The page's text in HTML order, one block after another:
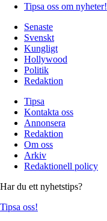
Tipsa oss om nyheter!
Senaste
Svenskt
Kungligt
Hollywood
Politik
Redaktion
Tipsa
Kontakta oss
Annonsera
Redaktion
Om oss
Arkiv
Redaktionell policy
Har du ett nyhetstips?
Tipsa oss!